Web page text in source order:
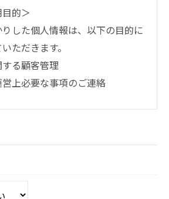
的＞
した個人情報は、以下の目的に
ただきます。
する顧客管理
営上必要な事項のご連絡